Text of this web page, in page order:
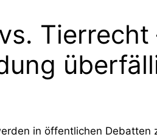
Tierrecht
in öffentlichen Debatten